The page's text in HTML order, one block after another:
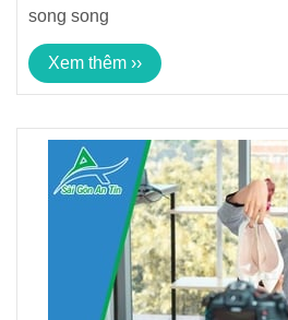
song song
Xem thêm ››